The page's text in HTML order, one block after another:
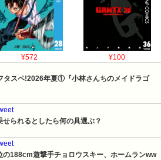
¥572 ¥100
タスペ!2026年夏①『小林さんちのメイドラゴ
せられるとしたら何の具選ぶ？
の188cm遊撃手チョロウスキー、ホームランww